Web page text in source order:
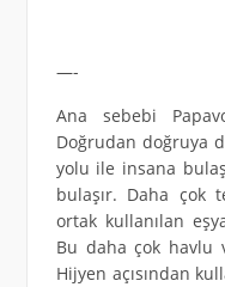
—-
Ana sebebi
Doğrudan doğruya
yolu ile insana
bulaşır. Daha çok
ortak kullanılan
Bu daha çok
Hijyen açısından